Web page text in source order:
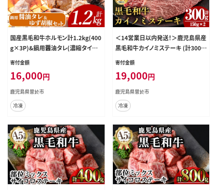
国産黒毛和牛ホルモン計1.2kg(400
g×3P)&鍋用醤油タレ(濃縮タイプ：
30g×1P)&ゆず胡椒(1個) 牛肉 ホ
ルモン 【ナンチク】A998
寄付金額
16,000円
鹿児島県曽於市
冷凍
＜14営業日以内発送！＞鹿児島県産
黒毛和牛カイノミステーキ (計300
g・150g×2) 国産 牛肉 ステーキ【肉
のちょーさん】A988
寄付金額
19,000円
鹿児島県曽於市
冷凍